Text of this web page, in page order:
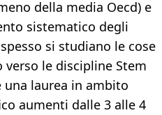
della media Oecd) e
sistematico degli
si studiano le cose
verso le discipline Stem
una laurea in ambito
aumenti dalle 3 alle 4